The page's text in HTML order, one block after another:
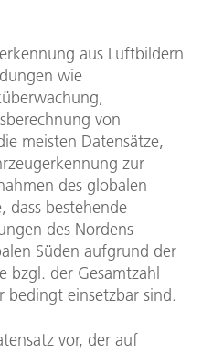
aus Luftbildern
wie
von
meisten Datensätze,
zur
des globalen
dass bestehende
des Nordens
Süden aufgrund der
bzgl. der Gesamtzahl
bedingt einsetzbar sind.
vor, der auf